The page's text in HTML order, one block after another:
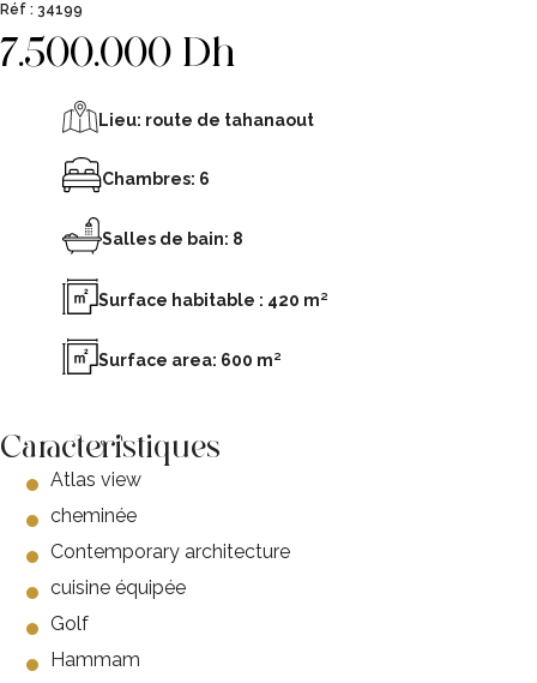
Réf : 34199
7.500.000 Dh
Lieu: route de tahanaout
Chambres: 6
Salles de bain: 8
Surface habitable : 420 m²
Surface area: 600 m²
Caracteristiques
Atlas view
cheminée
Contemporary architecture
cuisine équipée
Golf
Hammam